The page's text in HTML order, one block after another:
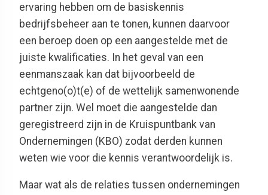
ervaring hebben om de basiskennis
bedrijfsbeheer aan te tonen, kunnen daarvoor
een beroep doen op een aangestelde met de
juiste kwalificaties. In het geval van een
eenmanszaak kan dat bijvoorbeeld de
echtgeno(o)t(e) of de wettelijk samenwonende
partner zijn. Wel moet die aangestelde dan
geregistreerd zijn in de Kruispuntbank van
Ondernemingen (KBO) zodat derden kunnen
weten wie voor die kennis verantwoordelijk is.
Maar wat als de relaties tussen ondernemingen